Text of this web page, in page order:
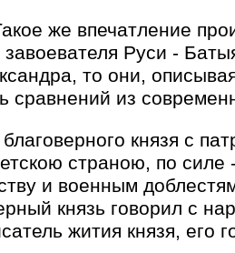
же впечатление
Руси -
то они,
сравнений из
князя с
страною, по
и военным
князь говорил с
жития князя, его